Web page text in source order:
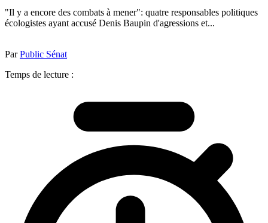
"Il y a encore des combats à mener": quatre responsables politiques
écologistes ayant accusé Denis Baupin d'agressions et...
ParPublic Sénat
Temps de lecture :